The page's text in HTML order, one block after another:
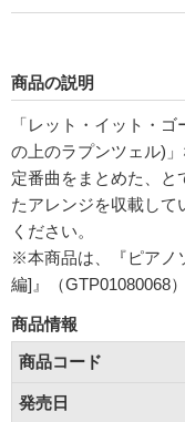
商品の説明
「レット・イット・
の上のラプンツェル)
定番曲をまとめた、と
たアレンジを収載して
ください。
※本商品は、『ピアノ
編]』（GTP01080068
商品情報
商品コード
発売日